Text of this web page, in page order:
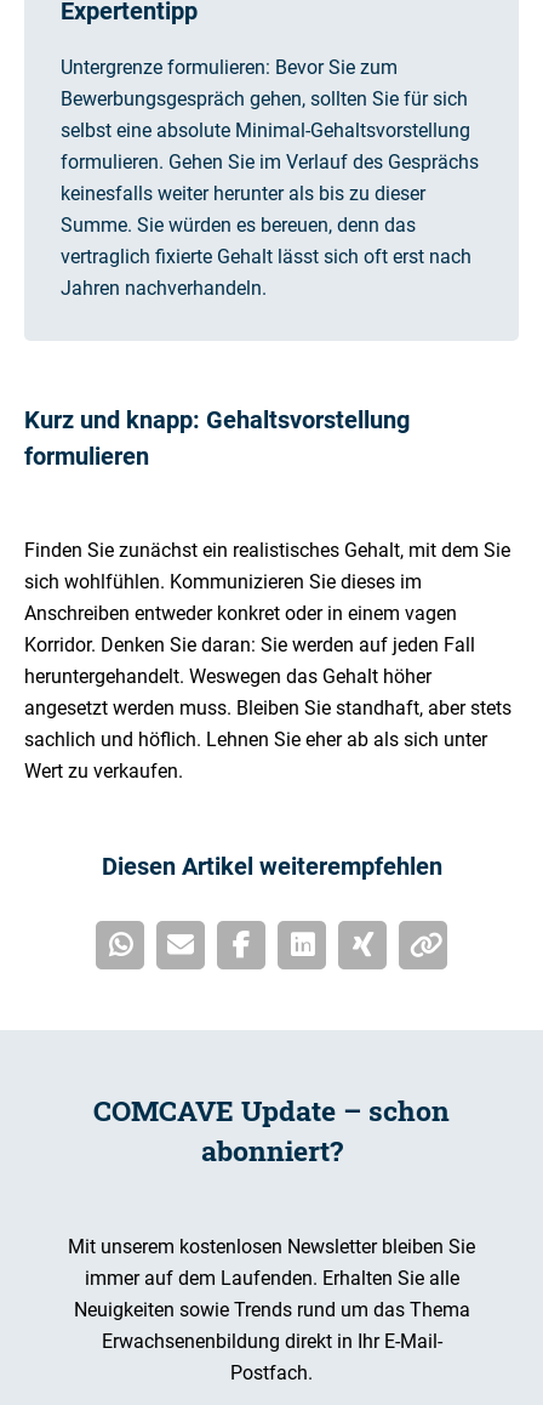
Expertentipp
Untergrenze formulieren: Bevor Sie zum
Bewerbungsgespräch gehen, sollten Sie für sich
selbst eine absolute Minimal-Gehaltsvorstellung
formulieren. Gehen Sie im Verlauf des Gesprächs
keinesfalls weiter herunter als bis zu dieser
Summe. Sie würden es bereuen, denn das
vertraglich fixierte Gehalt lässt sich oft erst nach
Jahren nachverhandeln.
Kurz und knapp: Gehaltsvorstellung
formulieren
Finden Sie zunächst ein realistisches Gehalt, mit dem Sie
sich wohlfühlen. Kommunizieren Sie dieses im
Anschreiben entweder konkret oder in einem vagen
Korridor. Denken Sie daran: Sie werden auf jeden Fall
heruntergehandelt. Weswegen das Gehalt höher
angesetzt werden muss. Bleiben Sie standhaft, aber stets
sachlich und höflich. Lehnen Sie eher ab als sich unter
Wert zu verkaufen.
Diesen Artikel weiterempfehlen
COMCAVE Update – schon
abonniert?
Mit unserem kostenlosen Newsletter bleiben Sie
immer auf dem Laufenden. Erhalten Sie alle
Neuigkeiten sowie Trends rund um das Thema
Erwachsenenbildung direkt in Ihr E-Mail-
Postfach.